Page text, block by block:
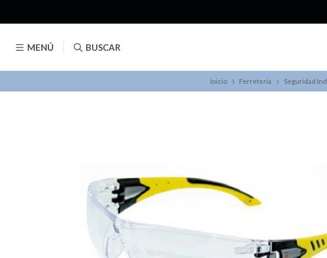
MENÚ BUSCAR
Inicio Ferreteria Seguridad